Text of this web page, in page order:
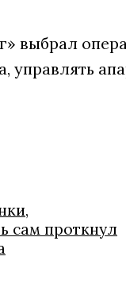
выбрал
управлять
сам проткнул